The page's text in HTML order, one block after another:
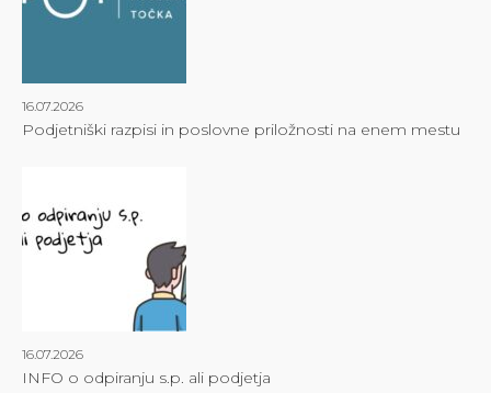
16.07.2026
Podjetniški razpisi in poslovne priložnosti na enem mestu
16.07.2026
INFO o odpiranju s.p. ali podjetja